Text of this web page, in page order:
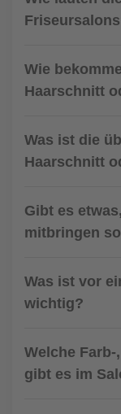
Wie
Haarschnitt
Was ist die
Haarschnitt
Gibt es
mitbringen
Was ist vor
wichtig?
Welche
gibt es im